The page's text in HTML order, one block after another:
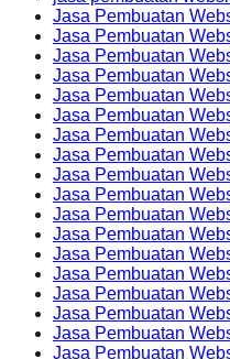
Jasa Pembuatan
Jasa Pembuatan
Jasa Pembuatan
Jasa Pembuatan
Jasa Pembuatan
Jasa Pembuatan
Jasa Pembuatan
Jasa Pembuatan
Jasa Pembuatan
Jasa Pembuatan
Jasa Pembuatan
Jasa Pembuatan
Jasa Pembuatan
Jasa Pembuatan
Jasa Pembuatan
Jasa Pembuatan
Jasa Pembuatan
Jasa Pembuatan